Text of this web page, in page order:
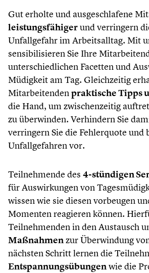
Gut erholte und ausgeschlafene
leistungsfähigerund verringern
Unfallgefahr im Arbeitsalltag. Mit
sensibilisieren Sie Ihre
unterschiedlichen Facetten und
Müdigkeit am Tag. Gleichzeitig
Mitarbeitendenpraktische Tipps
die Hand, um zwischenzeitig
zu überwinden. Verhindern Sie
verringern Sie die Fehlerquote und
Unfallgefahren vor.
Teilnehmende des 4-stündigen
für Auswirkungen von
wissen wie sie diesen vorbeugen
Momenten reagieren können.
Teilnehmenden in den Austausch
Maßnahmenzur Überwindung
nächsten Schritt lernen die
Entspannungsübungenwie die